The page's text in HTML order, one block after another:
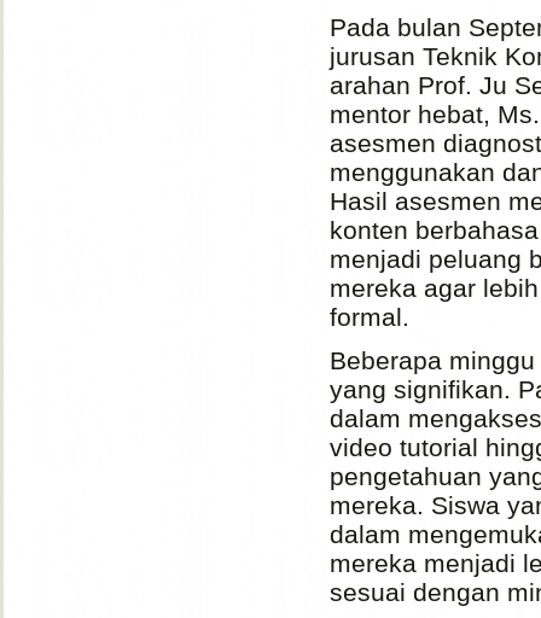
Pada bulan
jurusan Teknik
arahan Prof. Ju
mentor hebat,
asesmen
menggunakan
Hasil asesmen
konten
menjadi peluang
mereka agar
formal.
Beberapa
yang signifikan.
dalam
video tutorial
pengetahuan
mereka. Siswa
dalam
mereka menjadi
sesuai dengan